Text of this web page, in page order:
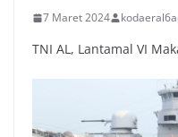
7 Maret 2024
TNI AL, Lantamal VI